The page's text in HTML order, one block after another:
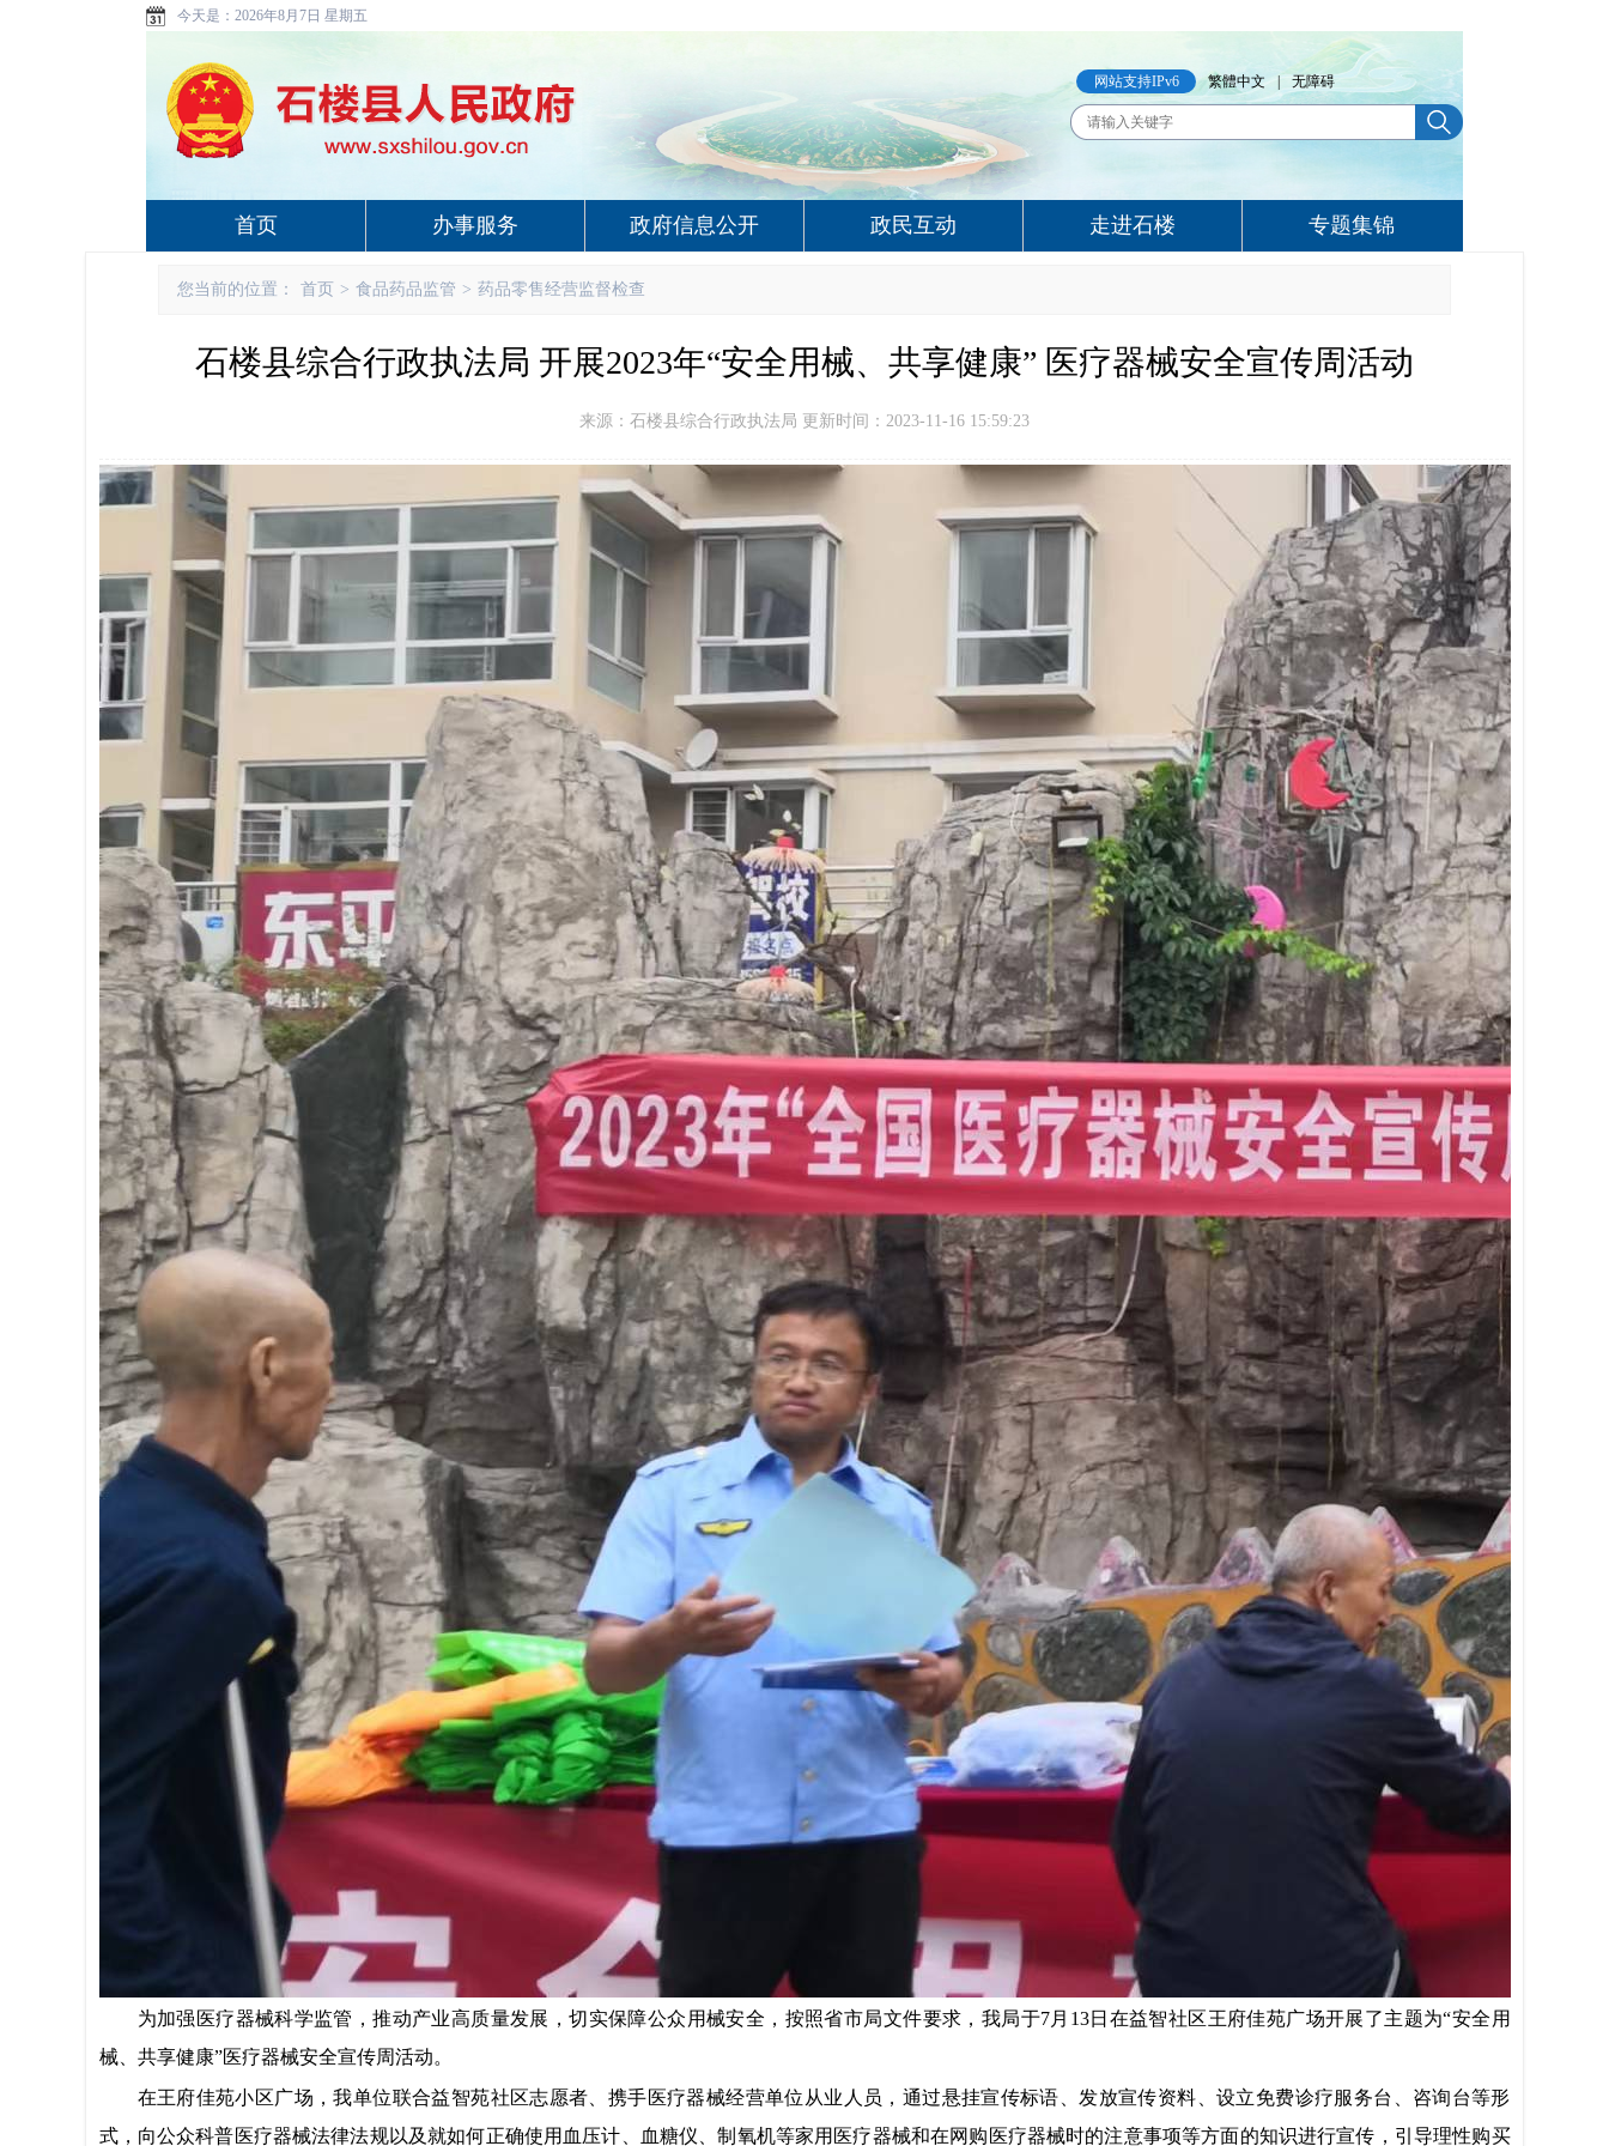
今天是： 2026年8月7日 星期五
网站支持IPv6 繁體中文 无障碍
首页 办事服务 政府信息公开 政民互动 走进石楼 专题集锦
您当前的位置： 首页 > 食品药品监管 > 药品零售经营监督检查
石楼县综合行政执法局 开展2023年“安全用械、共享健康” 医疗器械安全宣传周活动
来源：石楼县综合行政执法局 更新时间：2023-11-16 15:59:23
为加强医疗器械科学监管，推动产业高质量发展，切实保障公众用械安全，按照省市局文件要求，我局于7月 13日在益智社区王府佳苑广场开展了主题为“安全用
械、共享健康”医疗器械安全宣传周活动。
在王府佳苑小区广场，我单位联合益智苑社区志愿者、携手医疗器械经营单位从业人员，通过悬挂宣传标语、发放宣传资料、设立免费诊疗服务台、咨询台等形
式，向公众科普医疗器械法律法规以及就如何正确使用血压计、血糖仪、制氧机等家用医疗器械和在网购医疗器械时的注意事项等方面的知识进行宣传，引导理性购买